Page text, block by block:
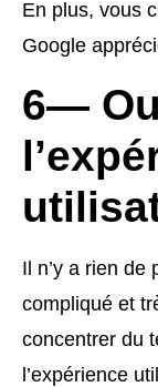
En plus, vous
Google
6—
Il n’y a rien de
compliqué et
concentrer du
l’expérience